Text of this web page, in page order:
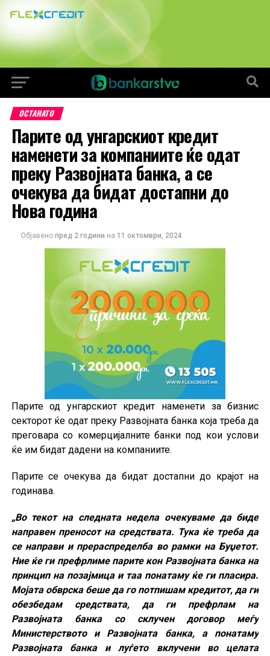
ОСТАНАТО
Парите од унгарскиот кредит
наменети за компаниите ќе одат
преку Развојната банка, а се
очекува да бидат достапни до
Нова година
Објавено пред 2 години на 11 октомври, 2024
Парите од унгарскиот кредит наменети за бизнис
секторот ќе одат преку Развојната банка која треба да
преговара со комерцијалните банки под кои услови
ќе им бидат дадени на компаниите.
Парите се очекува да бидат достапни до крајот на
годинава.
„Во текот на следната недела очекуваме да биде
направен преносот на средствата. Тука ќе треба да
се направи и прераспределба во рамки на Буџетот.
Ние ќе ги префрлиме парите кон Развојната банка на
принцип на позајмица и таа понатаму ќе ги пласира.
Мојата обврска беше да го потпишам кредитот, да ги
обезбедам средствата, да ги префрлам на
Развојната банка со склучен договор меѓу
Министерството и Развојната банка, а понатаму
Развојната банка и луѓето вклучени во целата